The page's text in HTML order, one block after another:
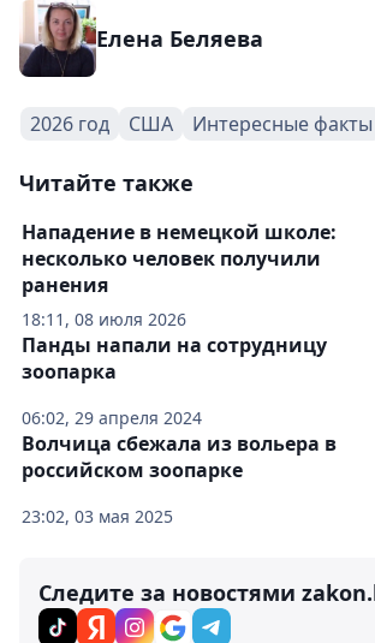
Елена Беляева
2026 год США Интересные факты
Читайте также
18:11, 08 июля 2026
Нападение в немецкой школе:
несколько человек получили
ранения
06:02, 29 апреля 2024
Панды напали на сотрудницу
зоопарка
23:02, 03 мая 2025
Волчица сбежала из вольера в
российском зоопарке
Следите за новостями